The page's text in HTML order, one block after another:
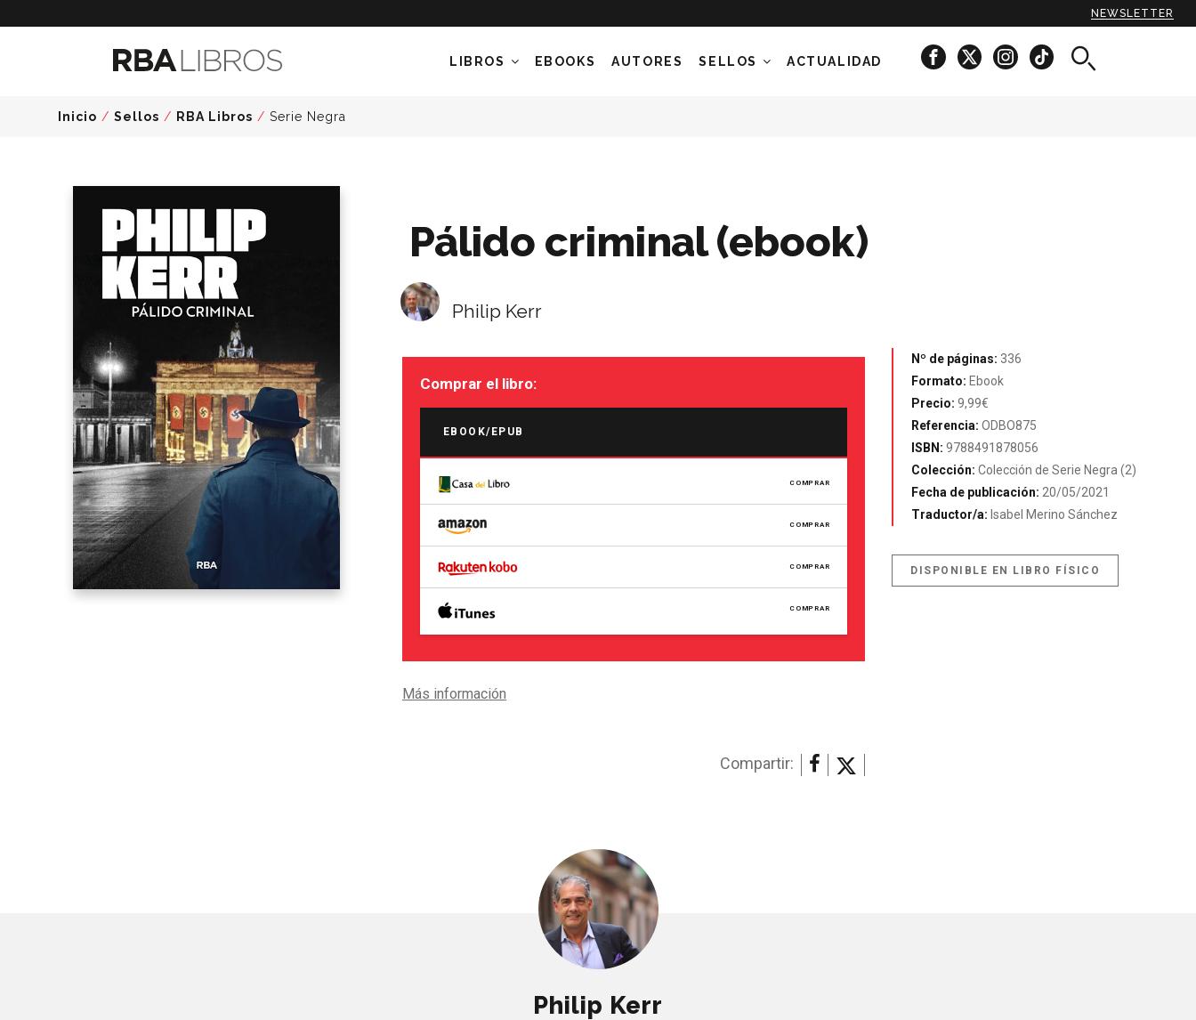
NEWSLETTER
LIBROS EBOOKS AUTORES SELLOS ACTUALIDAD
Inicio / Sellos / RBA Libros / Serie Negra
Pálido criminal (ebook)
Philip Kerr
Comprar el libro:
EBOOK/EPUB
COMPRAR
COMPRAR
COMPRAR
COMPRAR
Nº de páginas: 336
Formato: Ebook
Precio:9,99€
Referencia:ODBO875
ISBN:9788491878056
Colección:Colección de Serie Negra (2)
Fecha de publicación: 20/05/2021
Traductor/a: Isabel Merino Sánchez
DISPONIBLE EN LIBRO FÍSICO
Más información
Compartir:
Philip Kerr